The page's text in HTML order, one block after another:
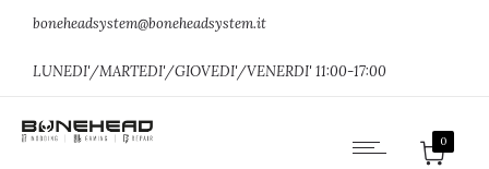
boneheadsystem@boneheadsystem.it
LUNEDI'/MARTEDI'/GIOVEDI'/VENERDI' 11:00-17:00
0